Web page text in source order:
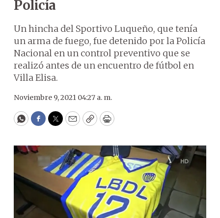
Policía
Un hincha del Sportivo Luqueño, que tenía
un arma de fuego, fue detenido por la Policía
Nacional en un control preventivo que se
realizó antes de un encuentro de fútbol en
Villa Elisa.
Noviembre 9, 2021 04:27 a. m.
WhatsApp
Facebook
Twitter
EmailCopyPrint